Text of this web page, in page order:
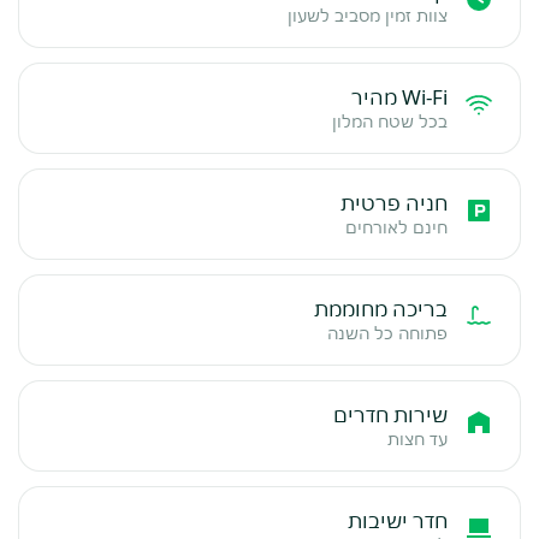
צוות זמין מסביב לשעון
Wi-Fi מהיר
בכל שטח המלון
חניה פרטית
חינם לאורחים
בריכה מחוממת
פתוחה כל השנה
שירות חדרים
עד חצות
חדר ישיבות